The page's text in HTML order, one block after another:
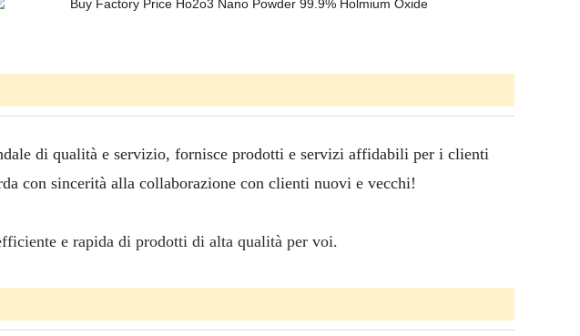
di qualità e servizio, fornisce prodotti e servizi affidabili per i clienti
con sincerità alla collaborazione con clienti nuovi e vecchi!
e rapida di prodotti di alta qualità per voi.